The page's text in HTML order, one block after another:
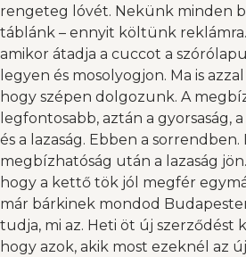
rengeteg lóvét. Nekünk minden
táblánk – ennyit költünk
amikor átadja a cuccot a
legyen és mosolyogjon. Ma is
hogy szépen dolgozunk. A
legfontosabb, aztán a gyorsaság,
és a lazaság. Ebben a sorrendben.
megbízhatóság után a lazaság
hogy a kettő tök jól megfér
már bárkinek mondod
tudja, mi az. Heti öt új szerződést
hogy azok, akik most ezeknél az